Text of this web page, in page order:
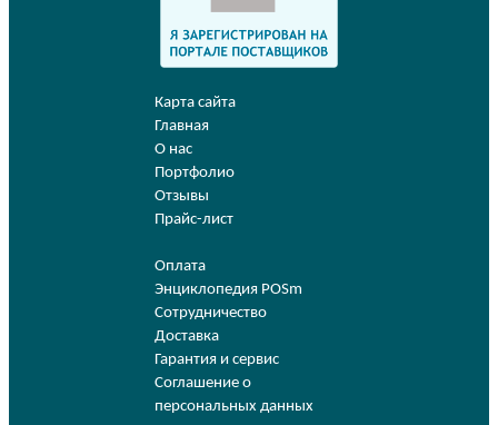
Карта сайта
Главная
О нас
Портфолио
Отзывы
Прайс-лист
Оплата
Энциклопедия POSm
Сотрудничество
Доставка
Гарантия и сервис
Соглашение о
персональных данных